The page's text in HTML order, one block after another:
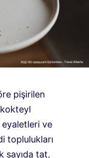
pişirilen
ve
toplulukları
sayıda tat,